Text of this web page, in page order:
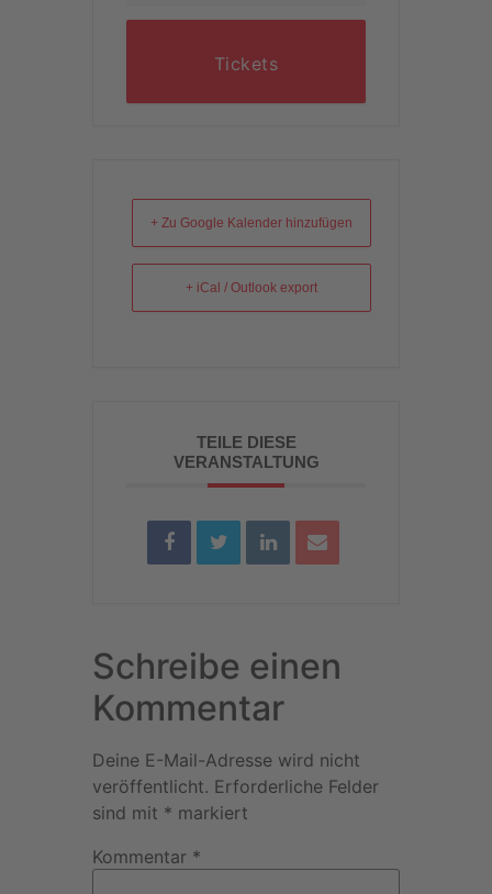
Tickets
+ Zu Google Kalender hinzufügen
+ iCal / Outlook export
TEILE DIESE
VERANSTALTUNG
Schreibe einen
Kommentar
Deine E-Mail-Adresse wird nicht
veröffentlicht. Erforderliche Felder
sind mit * markiert
Kommentar *